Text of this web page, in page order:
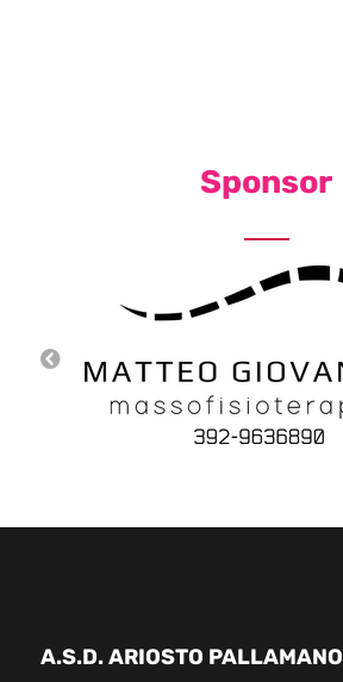
Sponsor
A.S.D. ARIOSTO PALLAMANO